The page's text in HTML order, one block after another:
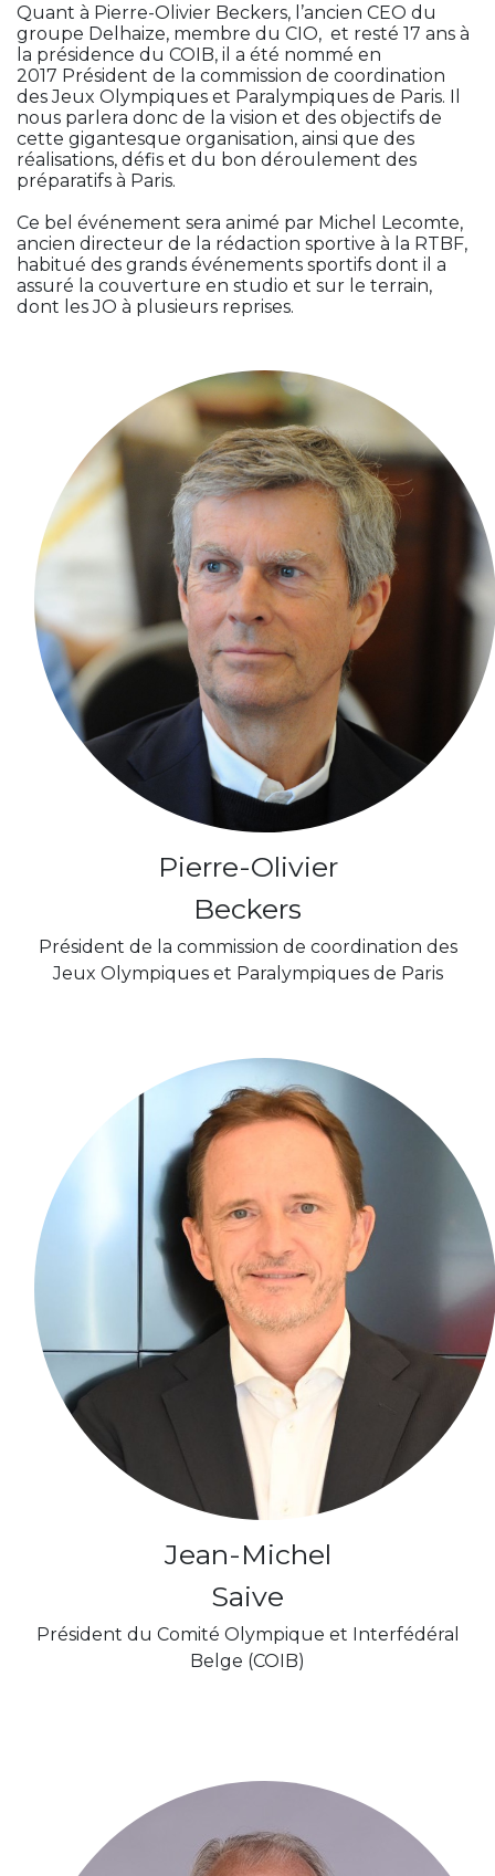
Quant à Pierre-Olivier Beckers, l’ancien CEO du
groupe Delhaize, membre du CIO, et resté 17 ans à
la présidence du COIB, il a été nommé en
2017 Président de la commission de coordination
des Jeux Olympiques et Paralympiques de Paris. Il
nous parlera donc de la vision et des objectifs de
cette gigantesque organisation, ainsi que des
réalisations, défis et du bon déroulement des
préparatifs à Paris.
Ce bel événement sera animé par Michel Lecomte,
ancien directeur de la rédaction sportive à la RTBF,
habitué des grands événements sportifs dont il a
assuré la couverture en studio et sur le terrain,
dont les JO à plusieurs reprises.
Pierre-Olivier
Beckers
Président de la commission de coordination des
Jeux Olympiques et Paralympiques de Paris
Jean-Michel
Saive
Président du Comité Olympique et Interfédéral
Belge (COIB)